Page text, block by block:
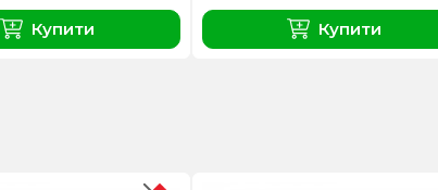
Купити Купити